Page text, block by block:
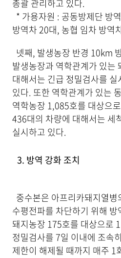
총괄 관리하고 있다.
* 가용자원 : 공동방제단 방
방역차 20대, 농협 임차 방역
넷째, 발생농장 반경 10km
발생농장과 역학관계가 있는
대해서는 긴급 정밀검사를 실
있다. 또한 역학관계가 있는
역학농장 1,085호를 대상으
436대의 차량에 대해서는 세
실시하고 있다.
3. 방역 강화 조치
중수본은 아프리카돼지열병
수평전파를 차단하기 위해
돼지농장 175호를 대상으로
정밀검사를 7일 이내에 조속
제한이 해제될 때까지 매주 1